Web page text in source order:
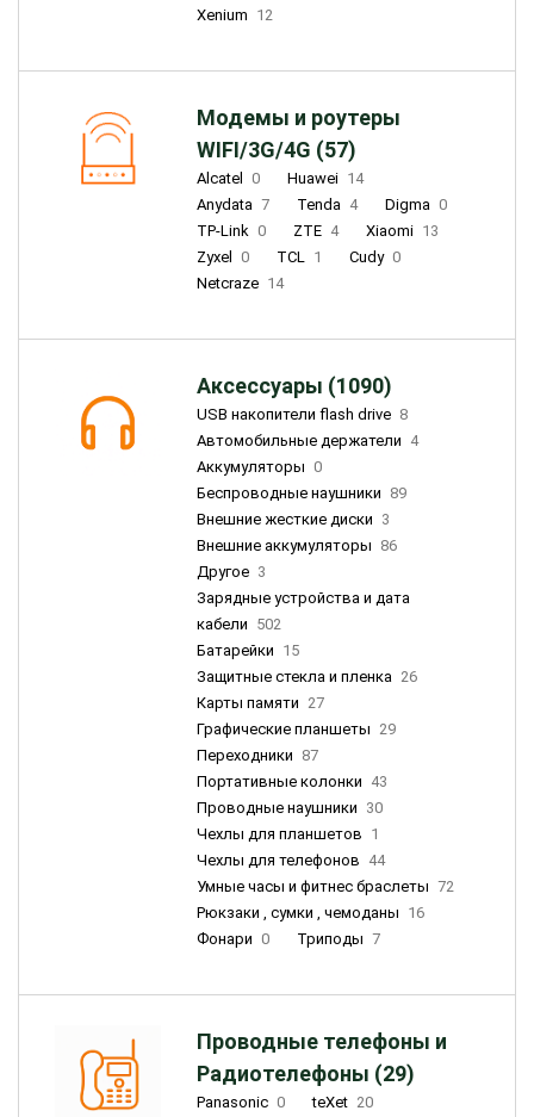
Xenium 12
Модемы и роутеры
WIFI/3G/4G (57)
Alcatel 0 Huawei 14
Anydata 7 Tenda 4 Digma 0
TP-Link 0 ZTE 4 Xiaomi 13
Zyxel
0 TCL 1 Cudy 0
Netcraze 14
Аксессуары (1090)
USB накопители flash drive 8
Автомобильные держатели 4
Аккумуляторы 0
Беспроводные наушники 89
Внешние жесткие диски 3
Внешние аккумуляторы 86
Другое 3
Зарядные устройства и дата
кабели 502
Батарейки 15
Защитные стекла и пленка 26
Карты памяти 27
Графические планшеты 29
Переходники 87
Портативные колонки 43
Проводные наушники 30
Чехлы для планшетов 1
Чехлы для телефонов 44
Умные часы и фитнес браслеты 72
Рюкзаки , сумки , чемоданы 16
Фонари 0 Триподы 7
Проводные телефоны и
Радиотелефоны (29)
Panasonic 0 teXet 20